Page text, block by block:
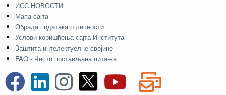
ИСС НОВОСТИ
Мапа сајта
Обрада података о личности
Услови коришћења сајта Института
Заштита интелектуелне својине
FAQ - Често постављана питања